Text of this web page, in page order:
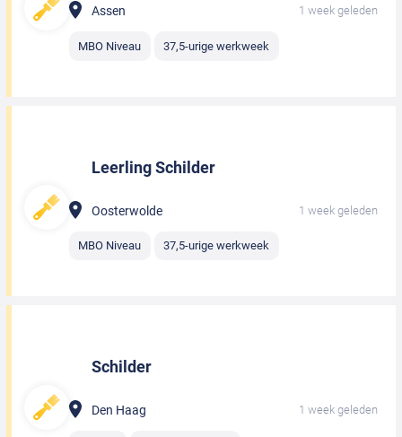
Assen 1 week geleden
MBO Niveau 37,5-urige werkweek
Leerling Schilder
Oosterwolde 1 week geleden
MBO Niveau 37,5-urige werkweek
Schilder
Den Haag 1 week geleden